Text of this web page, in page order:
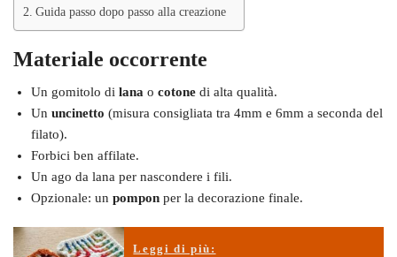
Guida passo dopo passo alla creazione
Materiale occorrente
Un gomitolo di lana o cotone di alta qualità.
Un uncinetto (misura consigliata tra 4mm e 6mm a seconda del
filato).
Forbici ben affilate.
Un ago da lana per nascondere i fili.
Opzionale: un pompon per la decorazione finale.
Leggi di più: